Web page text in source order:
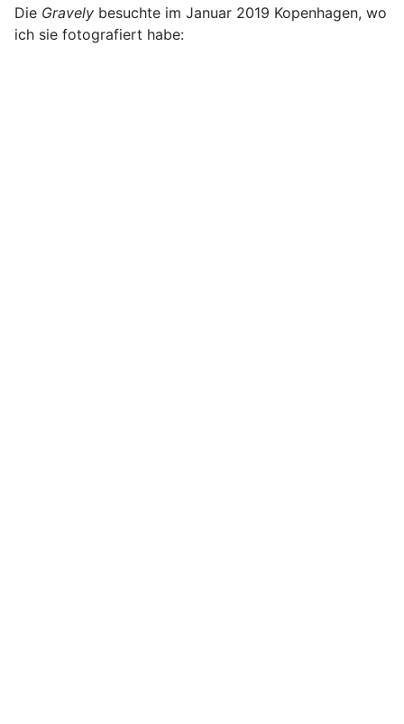
Die Gravely besuchte im Januar 2019 Kopenhagen, wo
ich sie fotografiert habe: